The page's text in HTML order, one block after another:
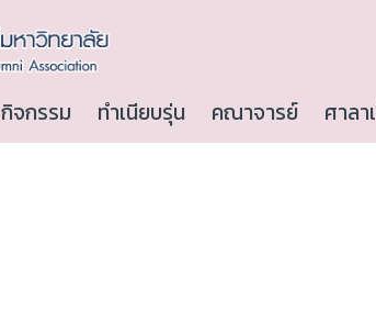
กิจกรรม ทำเนียบรุ่น คณาจารย์ ศาลา